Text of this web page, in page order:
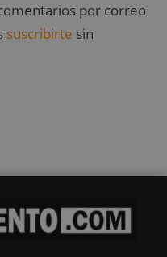
por correo
suscribirte sin